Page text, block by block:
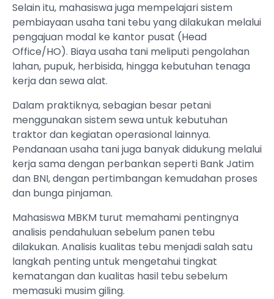
Selain itu, mahasiswa juga mempelajari sistem
pembiayaan usaha tani tebu yang dilakukan melalui
pengajuan modal ke kantor pusat (Head
Office/HO). Biaya usaha tani meliputi pengolahan
lahan, pupuk, herbisida, hingga kebutuhan tenaga
kerja dan sewa alat.
Dalam praktiknya, sebagian besar petani
menggunakan sistem sewa untuk kebutuhan
traktor dan kegiatan operasional lainnya.
Pendanaan usaha tani juga banyak didukung melalui
kerja sama dengan perbankan seperti Bank Jatim
dan BNI, dengan pertimbangan kemudahan proses
dan bunga pinjaman.
Mahasiswa MBKM turut memahami pentingnya
analisis pendahuluan sebelum panen tebu
dilakukan. Analisis kualitas tebu menjadi salah satu
langkah penting untuk mengetahui tingkat
kematangan dan kualitas hasil tebu sebelum
memasuki musim giling.